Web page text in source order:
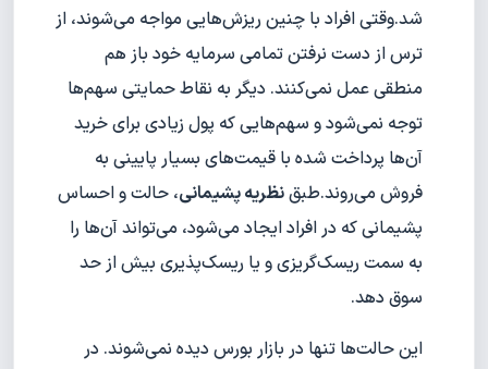
شد.وقتی افراد با چنین ریزش‌هایی مواجه می‌شوند، از
ترس از دست نرفتن تمامی سرمایه خود باز هم
منطقی عمل نمی‌کنند. دیگر به نقاط حمایتی سهم‌ها
توجه نمی‌شود و سهم‌هایی که پول زیادی برای خرید
آن‌ها پرداخت شده با قیمت‌های بسیار پایینی به
فروش می‌روند.طبقنظریه پشیمانی، حالت و احساس
پشیمانی که در افراد ایجاد می‌شود، می‌تواند آن‌ها را
به سمت ریسک‌گریزی و یا ریسک‌پذیری بیش از حد
سوق دهد.
این حالت‌ها تنها در بازار بورس دیده نمی‌شوند. در